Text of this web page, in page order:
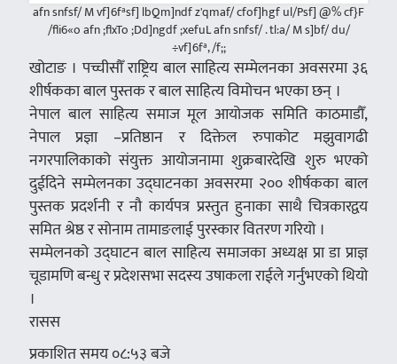
afn snfsf/ M vf]6fªsf] lbQm]ndf z'qmaf/ cfof]hgf ul/Psf] @% cf}F
/fli6«o afn ;flxTo ;Dd]ngdf ;xefuL afn snfsf/ . tl:a/ M s]bf/ du/
÷vf]6fª, /f;;
खोटाङ । पच्चीसौँ राष्ट्रिय बाल साहित्य सम्मेलनका अवसरमा ३६
शीर्षकका बाल पुस्तक र बाल साहित्य विमोचन भएका छन् ।
नेपाल बाल साहित्य समाज मूल आयोजक समिति काठमाडौँ,
नेपाल प्रज्ञा –प्रतिष्ठान र दिक्तेल रुपाकोट मझुवागढी
नगरपालिकाको संयुक्त आयोजनामा शुक्रबारदेखि शुरु भएको
दुईदिने सम्मेलनका उद्घाटनका अवसरमा २०० शीर्षकका बाल
पुस्तक प्रदर्शनी र नौ कार्यपत्र प्रस्तुत हुनाका साथै चित्रकारद्वय
समित श्रेष्ठ र सोनाम तामाङलाई पुरस्कार वितरण गरियो ।
सम्मेलनको उद्घाटन बाल साहित्य समाजका अध्यक्ष प्रा डा प्राज्ञ
चूडामणि बन्धु र प्रदेशसभा सदस्य उषाकला राईले गर्नुभएको थियो
।
रासस
प्रकाशित समय ०८:५३ बजे